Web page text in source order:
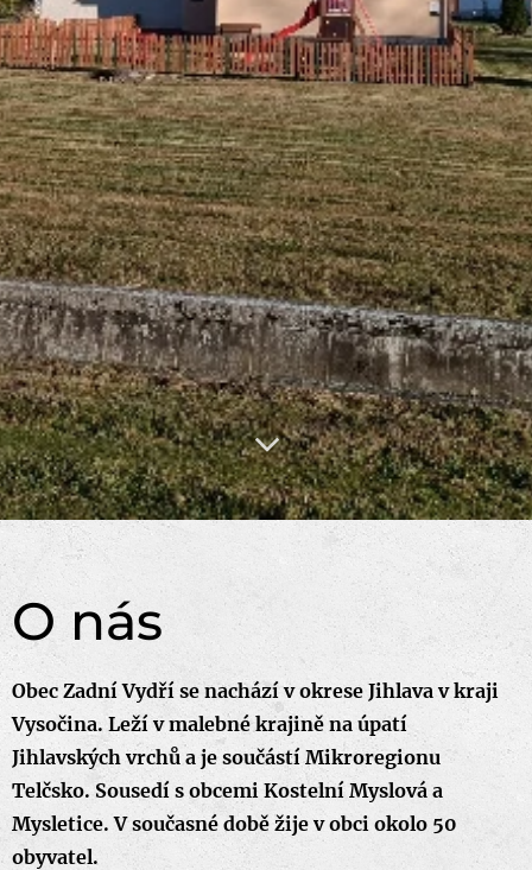
O nás
Obec Zadní Vydří se nachází v okrese Jihlava v kraji
Vysočina. Leží v malebné krajině na úpatí
Jihlavských vrchů a je součástí Mikroregionu
Telčsko. Sousedí s obcemi Kostelní Myslová a
Mysletice. V současné době žije v obci okolo 50
obyvatel.